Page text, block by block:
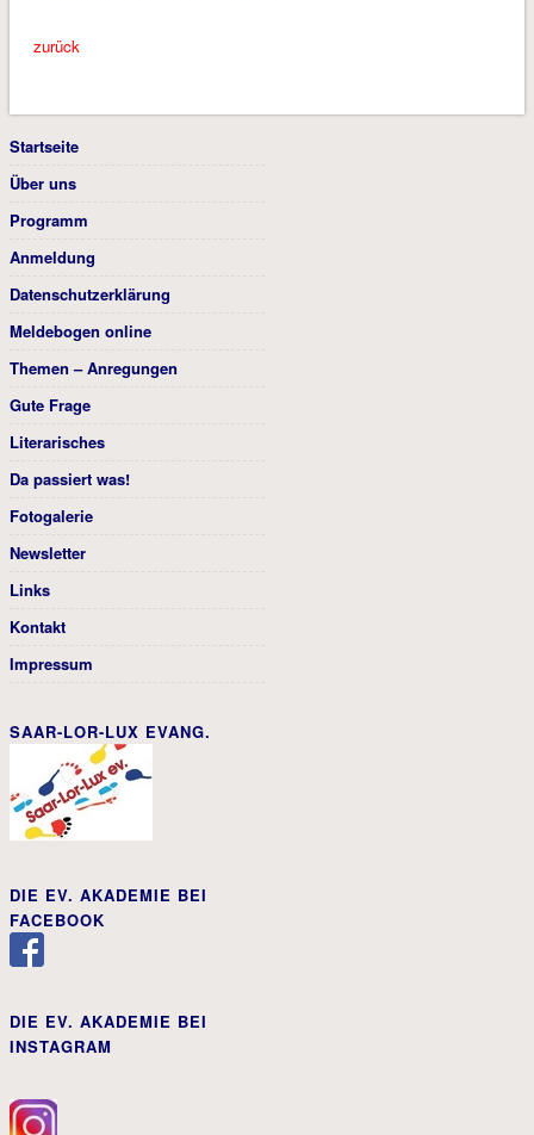
zurück
Startseite
Über uns
Programm
Anmeldung
Datenschutzerklärung
Meldebogen online
Themen – Anregungen
Gute Frage
Literarisches
Da passiert was!
Fotogalerie
Newsletter
Links
Kontakt
Impressum
SAAR-LOR-LUX EVANG.
DIE EV. AKADEMIE BEI
FACEBOOK
DIE EV. AKADEMIE BEI
INSTAGRAM